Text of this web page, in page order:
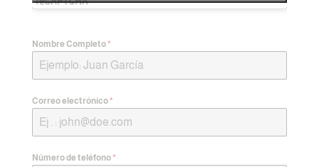
Nombre Completo*
Correo electrónico*
Número de teléfono*